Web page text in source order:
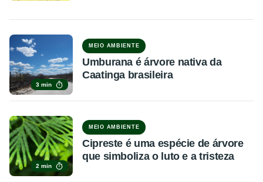
3 min
MEIO AMBIENTE
Umburana é árvore nativa da
Caatinga brasileira
2 min
MEIO AMBIENTE
Cipreste é uma espécie de árvore
que simboliza o luto e a tristeza